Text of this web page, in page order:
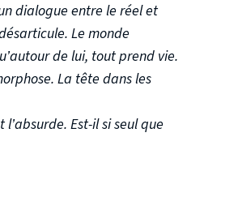
dialogue entre le réel et
Le monde
de lui, tout prend vie.
La tête dans les
Est-il si seul que